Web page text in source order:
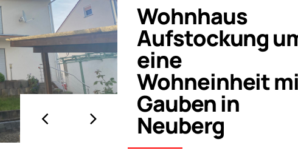
Wohnhaus
Aufstockung
eine
Wohneinheit
Gauben in
Neuberg